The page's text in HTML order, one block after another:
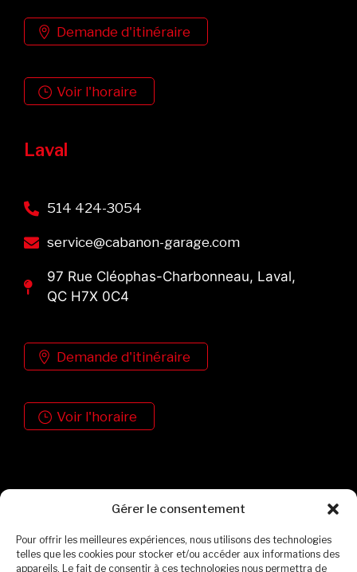
Gérer le consentement
Pour offrir les meilleures expériences, nous utilisons des technologies
telles que les cookies pour stocker et/ou accéder aux informations des
appareils. Le fait de consentir à ces technologies nous permettra de
Demande d'itinéraire
Voir l'horaire
Laval
514 424-3054
service@cabanon-garage.com
97 Rue Cléophas-Charbonneau, Laval,
QC H7X 0C4
Demande d'itinéraire
Voir l'horaire
Formulaire de contact